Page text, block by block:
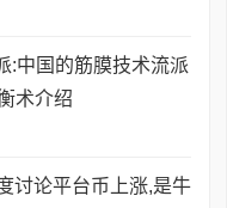
:中国的筋膜技术流派
术介绍
讨论平台币上涨,是牛